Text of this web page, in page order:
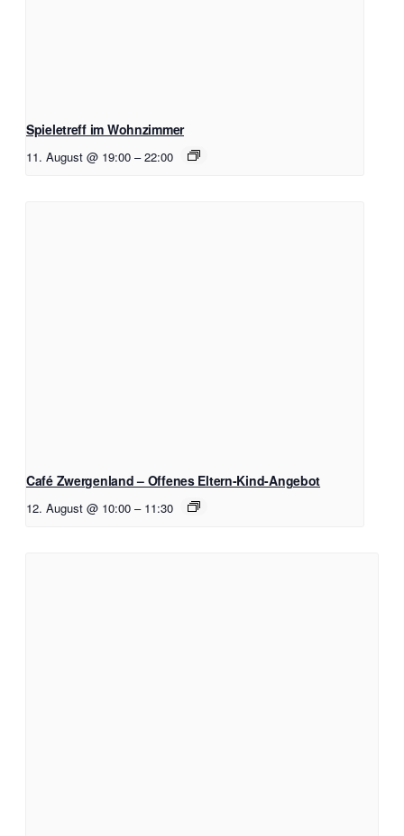
Spieletreff im Wohnzimmer
11. August @ 19:00 – 22:00
Café Zwergenland – Offenes Eltern-Kind-Angebot
12. August @ 10:00 – 11:30